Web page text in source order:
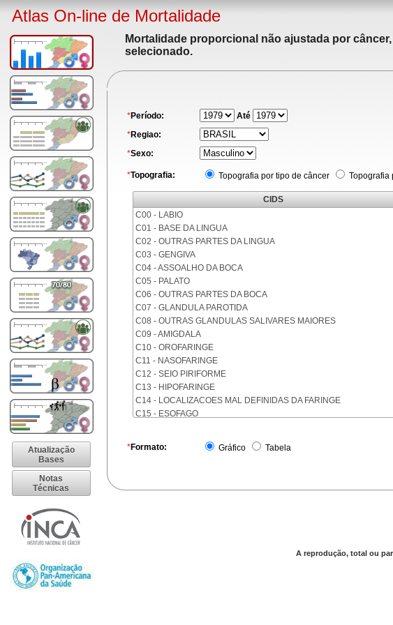
Atlas On-line de Mortalidade
Atualização
Bases
Notas
Técnicas
Mortalidade proporcional não ajustada por
selecionado.
*Período:
Até
*Regiao:
*Sexo:
*Topografia: Topografia por tipo de câncer Topografia
CIDS
C00 - LABIO
C01 - BASE DA LINGUA
C02 - OUTRAS PARTES DA LINGUA
C03 - GENGIVA
C04 - ASSOALHO DA BOCA
C05 - PALATO
C06 - OUTRAS PARTES DA BOCA
C07 - GLANDULA PAROTIDA
C08 - OUTRAS GLANDULAS SALIVARES MAIORES
C09 - AMIGDALA
C10 - OROFARINGE
C11 - NASOFARINGE
C12 - SEIO PIRIFORME
C13 - HIPOFARINGE
C14 - LOCALIZACOES MAL DEFINIDAS DA FARINGE
C15 - ESOFAGO
C17 - INTESTINO DELGADO
C21 - ANUS E CANAL ANAL
C26 - LOCALIZACOES MAL DEFINIDAS NO APARELHO DIGESTIVO
*Formato: Gráfico Tabela
A reprodução, total ou